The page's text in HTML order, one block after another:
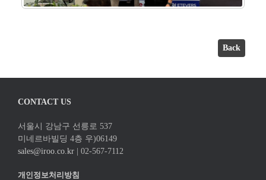
Back
CONTACT US
서울시 강남구 선릉로 537
미네르바빌딩 4층 우)06149
sales@iroo.co.kr | 02-567-7112
개인정보처리방침